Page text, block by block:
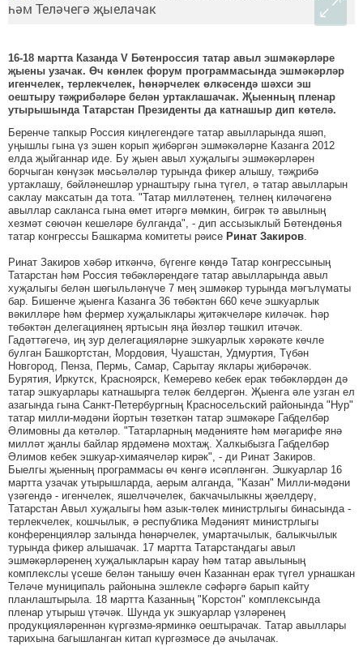
16-18 мартта Казанда V Бөтенроссия татар авыл эшмәкәрләре
җыены узачак. Өч көнлек форум программасында эшмәкәрләр
игенчелек, терлекчелек, һөнәрчелек өлкәсендә шәхси эш
оештыру тәҗрибәләре белән уртаклашачак. Җыенның пленар
утырышында Татарстан Президенты да катнашыр дип көтелә.
Беренче тапкыр Россия киңлегендәге татар авылларында яшәп,
уңышлы гына үз эшен корып җибәргән эшмәкәләрне Казанга 2012
елда җыйганнар иде. Бу җыен авыл хуҗалыгы эшмәкәрләрен
борчыган көнүзәк мәсьәләләр турында фикер алышу, тәҗрибә
уртаклашу, бәйләнешләр урнаштыру гына түгел, ә татар авылларын
саклау максатын да тота. "Татар милләтенең, телнең киләчәгенә
авыллар сакланса гына өмет итәргә мөмкин, бигрәк тә авылның
хезмәт сөючән кешеләре булганда", - дип ассызыклый Бөтендөнья
татар конгрессы Башкарма комитеты рәисе Ринат Закиров.
Ринат Закиров хәбәр иткәнчә, бүгенге көндә Татар конгрессының
Татарстан һәм Россия төбәкләрендәге татар авылларында авыл
хуҗалыгы белән шөгыльләнүче 7 мең эшмәкәр турында мәгълүматы
бар. Бишенче җыенга Казанга 36 төбәктән 660 кече эшкуарлык
вәкилләре һәм фермер хуҗалыклары җитәкчеләре киләчәк. Һәр
төбәктән делегациянең яртысын яңа йөзләр тәшкил итәчәк.
Гадәттәгечә, иң зур делегацияләрне эшкуарлык хәрәкәте көчле
булган Башкортстан, Мордовия, Чуашстан, Удмуртия, Түбән
Новгород, Пенза, Пермь, Самар, Сарытау яклары җибәрәчәк.
Бурятия, Иркутск, Красноярск, Кемерево кебек ерак төбәкләрдән дә
татар эшкуарлары катнашырга теләк белдергән. Җыенга әле узган ел
азагында гына Санкт-Петербургның Красносельский районында "Нур"
татар милли-мәдәни йортын төзеткән татар эшмәкәре Габделбәр
Әлимовны да көтәләр. "Татарларның мәдәнияте һәм мәгарифе янә
милләт җанлы байлар ярдәменә мохтаҗ. Халкыбызга Габделбәр
Әлимов кебек эшкуар-химаячеләр кирәк", - ди Ринат Закиров.
Быелгы җыенның программасы өч көнгә исәпләнгән. Эшкуарлар 16
мартта узачак утырышларда, аерым алганда, "Казан" Милли-мәдәни
үзәгендә - игенчелек, яшелчәчелек, бакчачылыкны җәелдерү,
Татарстан Авыл хуҗалыгы һәм азык-төлек министрлыгы бинасында -
терлекчелек, кошчылык, ә республика Мәдәният министрлыгы
конференцияләр залында һөнәрчелек, умартачылык, балыкчылык
турында фикер алышачак. 17 мартта Татарстандагы авыл
эшмәкәрләренең хуҗалыкларын карау һәм татар авылының
комплекслы үсеше белән танышу өчен Казаннан ерак түгел урнашкан
Теләче муниципаль районына эшлекле сәфәргә барып кайту
планлаштырыла. 18 мартта Казанның "Корстон" комплексында
пленар утырыш үтәчәк. Шунда ук эшкуарлар үзләренең
продукцияләреннән күргәзмә-ярминкә оештырачак. Татар авыллары
тарихына багышланган китап күргәзмәсе дә ачылачак.